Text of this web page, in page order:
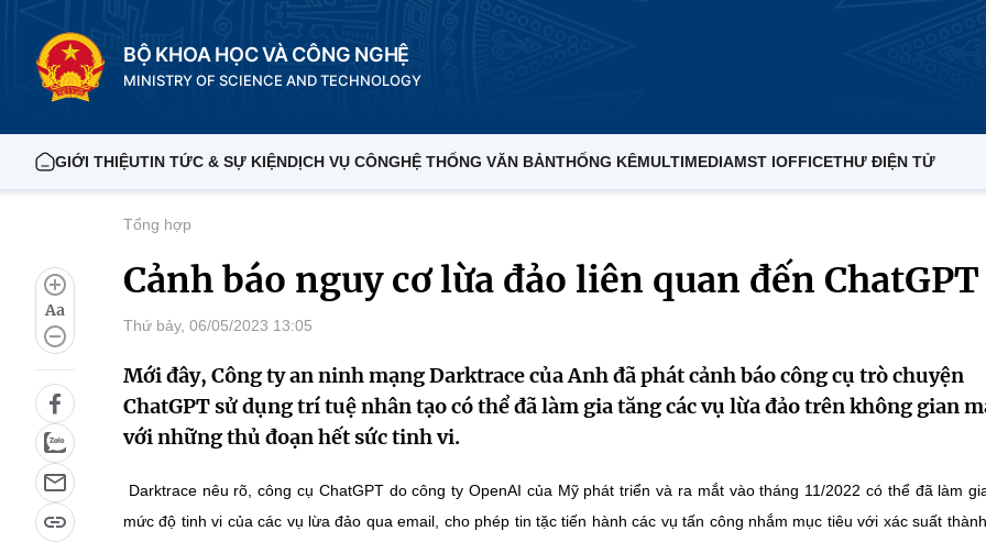
BỘ KHOA HỌC VÀ CÔNG NGHỆ
MINISTRY OF SCIENCE AND TECHNOLOGY
GIỚI THIỆUTIN TỨC & SỰ KIỆNDỊCH VỤ CÔNGHỆ THỐNG VĂN BẢNTHỐNG KÊMULTIMEDIAMST IOFFICETHƯ ĐIỆN TỬ
Aa
Tổng hợp
Cảnh báo nguy cơ lừa đảo liên quan đến ChatGPT
Thứ bảy, 06/05/2023 13:05
Mới đây, Công ty an ninh mạng Darktrace của Anh đã phát cảnh báo công cụ trò chuyện
ChatGPT sử dụng trí tuệ nhân tạo có thể đã làm gia tăng các vụ lừa đảo trên không gian
với những thủ đoạn hết sức tinh vi.
Darktrace nêu rõ, công cụ ChatGPT do công ty OpenAI của Mỹ phát triển và ra mắt vào tháng 11/2022 có thể đã làm
mức độ tinh vi của các vụ lừa đảo qua email, cho phép tin tặc tiến hành các vụ tấn công nhắm mục tiêu với xác suất